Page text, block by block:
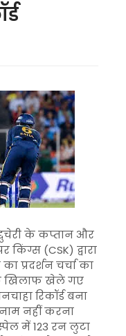
के कप्तान और
(CSK) द्वारा
प्रदर्शन चर्चा का
खिलाफ खेले गए
रिकॉर्ड बना
नहीं करना
में 123 रन लुटा